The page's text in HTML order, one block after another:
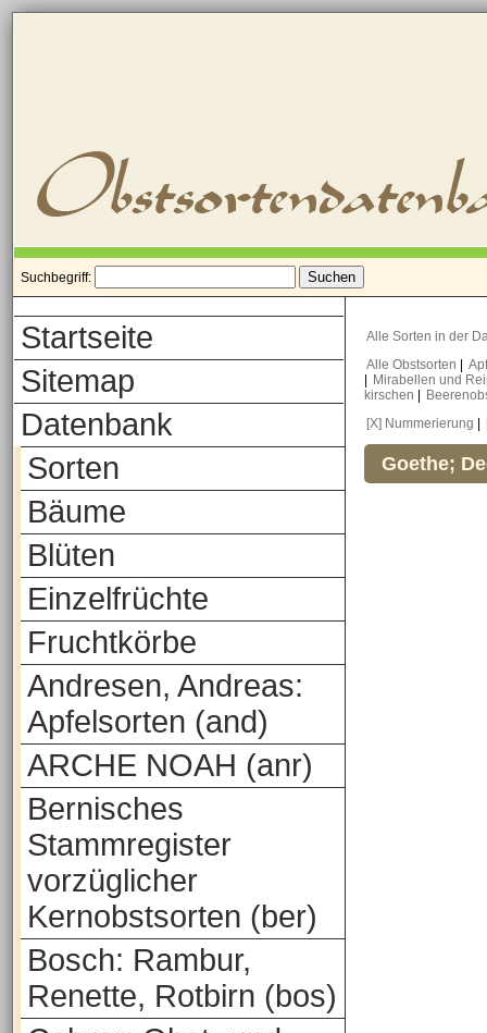
Suchbegriff:
Startseite
Sitemap
Datenbank
Sorten
Bäume
Blüten
Einzelfrüchte
Fruchtkörbe
Andresen, Andreas:
Apfelsorten (and)
ARCHE NOAH (anr)
Bernisches
Stammregister
vorzüglicher
Kernobstsorten (ber)
Bosch: Rambur,
Renette, Rotbirn (bos)
Alle Sorten in der
Alle Obstsorten
Mirabellen und
kirschen
[X] Nummerierung
Goethe;